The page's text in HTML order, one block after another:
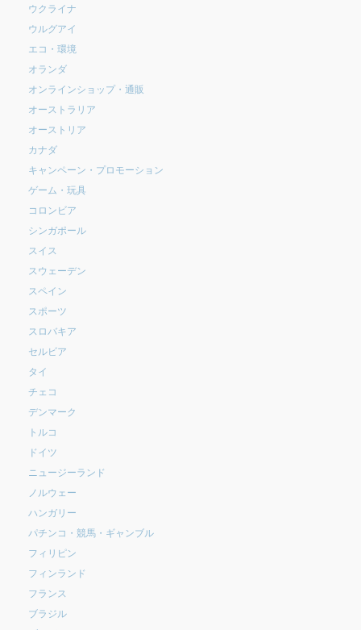
ウクライナ
ウルグアイ
エコ・環境
オランダ
オンラインショップ・通販
オーストラリア
オーストリア
カナダ
キャンペーン・プロモーション
ゲーム・玩具
コロンビア
シンガポール
スイス
スウェーデン
スペイン
スポーツ
スロバキア
セルビア
タイ
チェコ
デンマーク
トルコ
ドイツ
ニュージーランド
ノルウェー
ハンガリー
パチンコ・競馬・ギャンブル
フィリピン
フィンランド
フランス
ブラジル